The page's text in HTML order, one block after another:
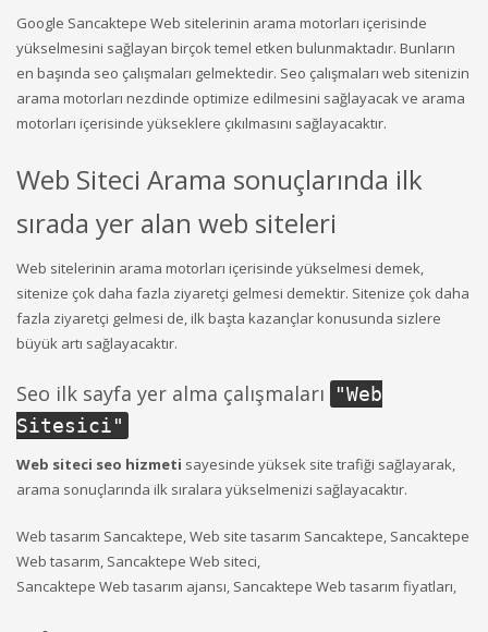
Google Sancaktepe Web sitelerinin arama motorları içerisinde
yükselmesini sağlayan birçok temel etken bulunmaktadır. Bunların
en başında seo çalışmaları gelmektedir. Seo çalışmaları web sitenizin
arama motorları nezdinde optimize edilmesini sağlayacak ve arama
motorları içerisinde yükseklere çıkılmasını sağlayacaktır.
Web Siteci Arama sonuçlarında ilk
sırada yer alan web siteleri
Web sitelerinin arama motorları içerisinde yükselmesi demek,
sitenize çok daha fazla ziyaretçi gelmesi demektir. Sitenize çok daha
fazla ziyaretçi gelmesi de, ilk başta kazançlar konusunda sizlere
büyük artı sağlayacaktır.
Seo ilk sayfa yer alma çalışmaları "Web
Sitesici"
Web siteci seo hizmeti sayesinde yüksek site trafiği sağlayarak,
arama sonuçlarında ilk sıralara yükselmenizi sağlayacaktır.
Web tasarım Sancaktepe, Web site tasarım Sancaktepe, Sancaktepe
Web tasarım, Sancaktepe Web siteci,
Sancaktepe Web tasarım ajansı, Sancaktepe Web tasarım fiyatları,